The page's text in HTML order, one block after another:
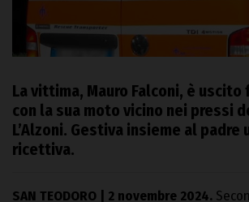
La vittima, Mauro Falconi, è
con la sua moto vicino nei pressi
L’Alzoni. Gestiva insieme al
ricettiva.
SAN TEODORO | 2 novembre 2024.